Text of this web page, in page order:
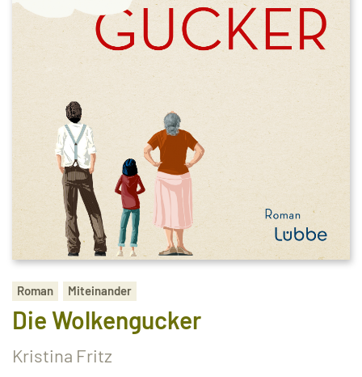
Roman Miteinander
Die Wolkengucker
Kristina Fritz